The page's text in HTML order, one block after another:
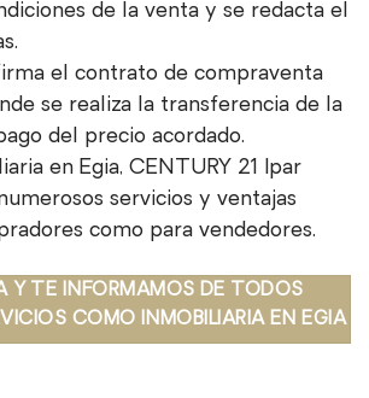
de la venta y se redacta el
el contrato de compraventa
se realiza la transferencia de la
del precio acordado.
en Egia, CENTURY 21 Ipar
servicios y ventajas
como para vendedores.
Y TE INFORMAMOS DE TODOS
COMO INMOBILIARIA EN EGIA